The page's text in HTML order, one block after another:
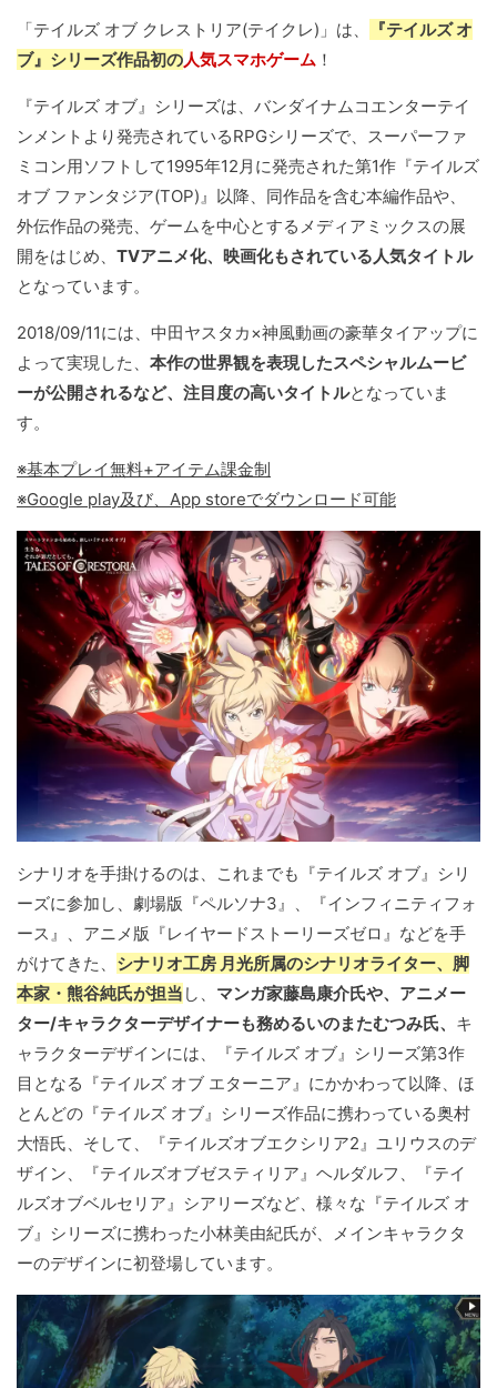
「テイルズ オブ クレストリア(テイクレ)」は、
『テイルズ オ
ブ』シリーズ作品初の人気スマホゲーム ！
『テイルズ オブ』シリーズは、バンダイナムコエンターテイ
ンメントより発売されているRPGシリーズで、スーパーファ
ミコン用ソフトして1995年12月に発売された第1作『テイルズ
オブ ファンタジア(TOP)』以降、同作品を含む本編作品や、
外伝作品の発売、ゲームを中心とするメディアミックスの展
開をはじめ、 TVアニメ化、映画化もされている人気タイトル
となっています。
2018/09/11には、中田ヤスタカ×神風動画の豪華タイアップに
よって実現した、 本作の世界観を表現したスペシャルムービ
ーが公開されるなど、注目度の高いタイトルとなっていま
す。
※基本プレイ無料+アイテム課金制
※Google play及び、App storeでダウンロード可能
シナリオを手掛けるのは、これまでも『テイルズ オブ』シリ
ーズに参加し、劇場版『ペルソナ3』、『インフィニティフォ
ース』、アニメ版『レイヤードストーリーズゼロ』などを手
がけてきた、 シナリオ工房 月光所属のシナリオライター、脚
本家・熊谷純氏が担当 し、 マンガ家藤島康介氏や、アニメー
ター/キャラクターデザイナーも務めるいのまたむつみ氏、 キ
ャラクターデザインには、『テイルズ オブ』シリーズ第3作
目となる『テイルズ オブ エターニア』にかかわって以降、ほ
とんどの『テイルズ オブ』シリーズ作品に携わっている奥村
大悟氏、そして、『テイルズオブエクシリア2』ユリウスのデ
ザイン、『テイルズオブゼスティリア』ヘルダルフ、『テイ
ルズオブベルセリア』シアリーズなど、様々な『テイルズ オ
ブ』シリーズに携わった小林美由紀氏が、メインキャラクタ
ーのデザインに初登場しています。